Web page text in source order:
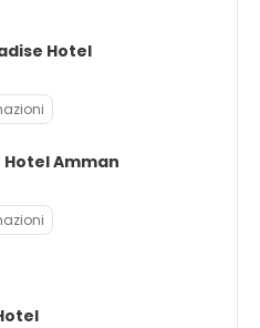
Hotel
Hotel Amman